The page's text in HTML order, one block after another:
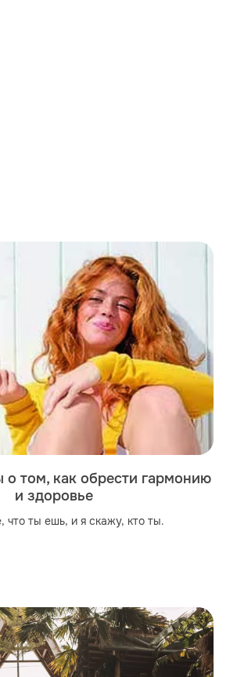
о том, как обрести гармонию
и здоровье
что ты ешь, и я скажу, кто ты.